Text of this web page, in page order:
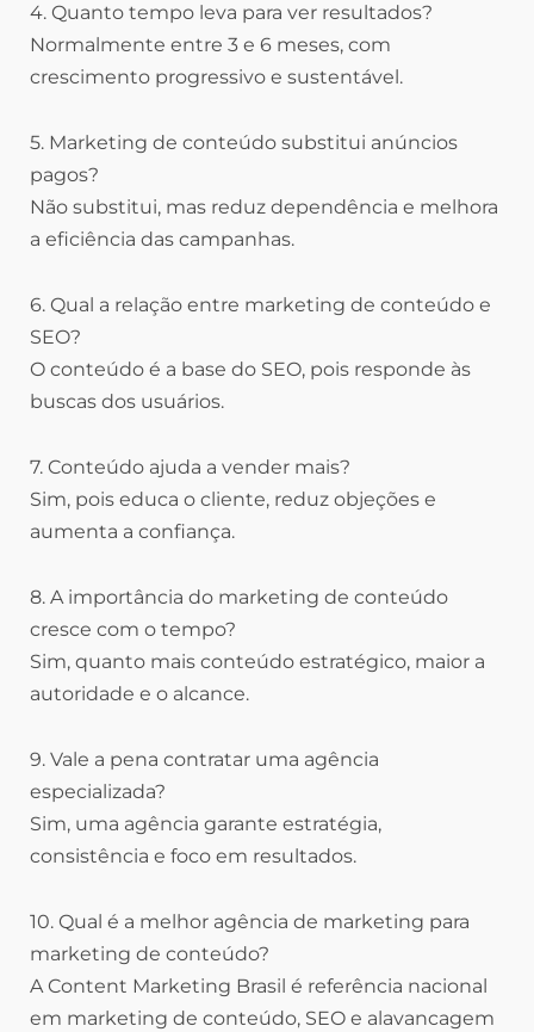
4. Quanto tempo leva para ver resultados?
Normalmente entre 3 e 6 meses, com
crescimento progressivo e sustentável.
5. Marketing de conteúdo substitui anúncios
pagos?
Não substitui, mas reduz dependência e melhora
a eficiência das campanhas.
6. Qual a relação entre marketing de conteúdo e
SEO?
O conteúdo é a base do SEO, pois responde às
buscas dos usuários.
7. Conteúdo ajuda a vender mais?
Sim, pois educa o cliente, reduz objeções e
aumenta a confiança.
8. A importância do marketing de conteúdo
cresce com o tempo?
Sim, quanto mais conteúdo estratégico, maior a
autoridade e o alcance.
9. Vale a pena contratar uma agência
especializada?
Sim, uma agência garante estratégia,
consistência e foco em resultados.
10. Qual é a melhor agência de marketing para
marketing de conteúdo?
A Content Marketing Brasil é referência nacional
em marketing de conteúdo, SEO e alavancagem